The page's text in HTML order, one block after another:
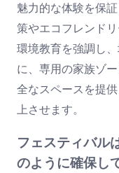
魅力的な体験を保
策やエコフレンド
環境教育を強調し
に、専用の家族ゾ
全なスペースを提
上させます。
フェスティバル
のように確保し